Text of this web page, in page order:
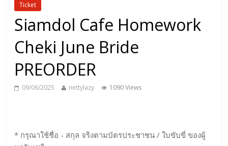
Ticket
Siamdol Cafe Homework
Cheki June Bride
PREORDER
09/06/2025 nettylazy 1090 Views
* กรุณาใช้ชื่อ - สกุล จริงตามบัตรประชาชน / ใบขับขี่ ของผู้